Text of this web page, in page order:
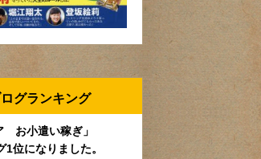
グランキング
お小遣い稼ぎ」
1位になりました。